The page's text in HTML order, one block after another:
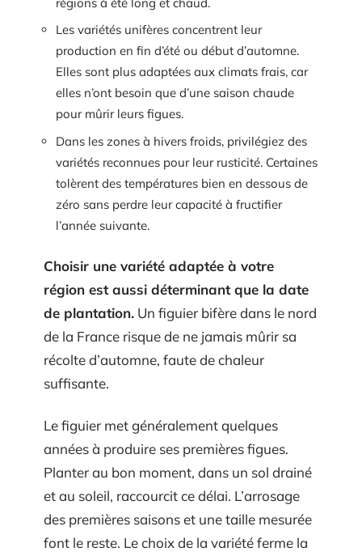
Les variétés unifères concentrent leur
production en fin d’été ou début d’automne.
Elles sont plus adaptées aux climats frais, car
elles n’ont besoin que d’une saison chaude
pour mûrir leurs figues.
Dans les zones à hivers froids, privilégiez des
variétés reconnues pour leur rusticité. Certaines
tolèrent des températures bien en dessous de
zéro sans perdre leur capacité à fructifier
l’année suivante.
Choisir une variété adaptée à votre
région est aussi déterminant que la date
de plantation. Un figuier bifère dans le nord
de la France risque de ne jamais mûrir sa
récolte d’automne, faute de chaleur
suffisante.
Le figuier met généralement quelques
années à produire ses premières figues.
Planter au bon moment, dans un sol drainé
et au soleil, raccourcit ce délai. L’arrosage
des premières saisons et une taille mesurée
font le reste. Le choix de la variété ferme la